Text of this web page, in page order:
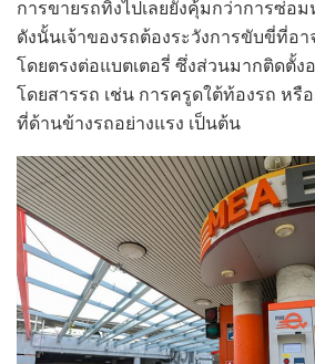
การขายรถทิ้งไปเลยยังคุ้มกว่าการซ่อม
ดังนั้นเจ้าของรถต้องระวังการขับขี่ที่อา
โดยตรงต่อแบตเตอรี่ ซึ่งส่วนมากติดตั้
โดยสารรถ เช่น การครูดใต้ท้องรถ หรื
ที่ด้านข้างรถอย่างแรง เป็นต้น